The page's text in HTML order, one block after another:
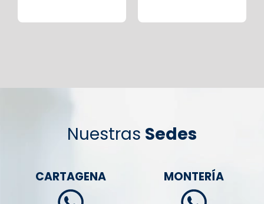
Nuestras Sedes
CARTAGENA MONTERÍA